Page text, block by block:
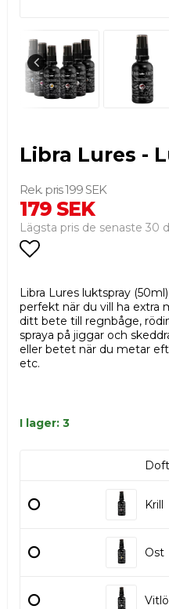
Libra Lures -
199 SEK
179 SEK
Lägsta pris de senaste 30
Libra Lures luktspray
perfekt när du vill ha extra
ditt bete till regnbåge,
spraya på jiggar och
eller betet när du metar
etc.
Doft
Krill
Ost
I lager: 3